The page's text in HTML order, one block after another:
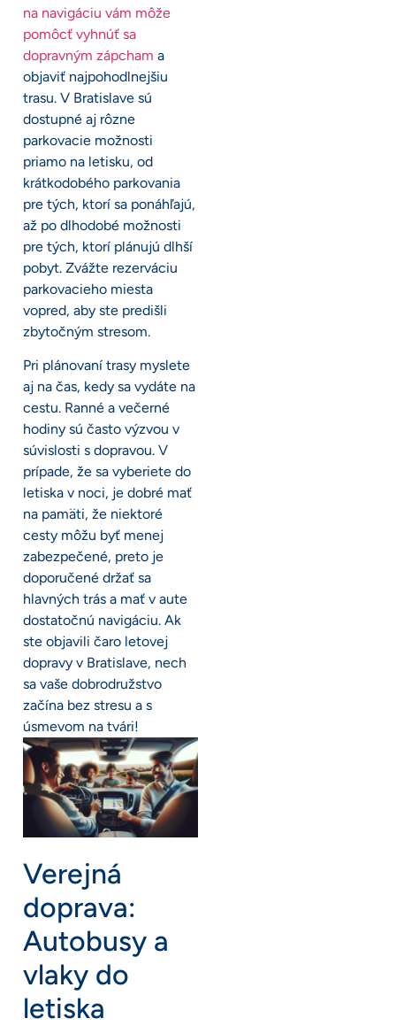
na navigáciu vám môže
pomôcť vyhnúť sa
dopravným zápcham a
objaviť najpohodlnejšiu
trasu. V Bratislave sú
dostupné aj rôzne
parkovacie možnosti
priamo na letisku, od
krátkodobého parkovania
pre tých, ktorí sa ponáhľajú,
až po dlhodobé možnosti
pre tých, ktorí plánujú dlhší
pobyt. Zvážte rezerváciu
parkovacieho miesta
vopred, aby ste predišli
zbytočným stresom.
Pri plánovaní trasy myslete
aj na čas, kedy sa vydáte na
cestu. Ranné a večerné
hodiny sú často výzvou v
súvislosti s dopravou. V
prípade, že sa vyberiete do
letiska v noci, je dobré mať
na pamäti, že niektoré
cesty môžu byť menej
zabezpečené, preto je
doporučené držať sa
hlavných trás a mať v aute
dostatočnú navigáciu. Ak
ste objavili čaro letovej
dopravy v Bratislave, nech
sa vaše dobrodružstvo
začína bez stresu a s
úsmevom na tvári!
Verejná
doprava:
Autobusy a
vlaky do
letiska